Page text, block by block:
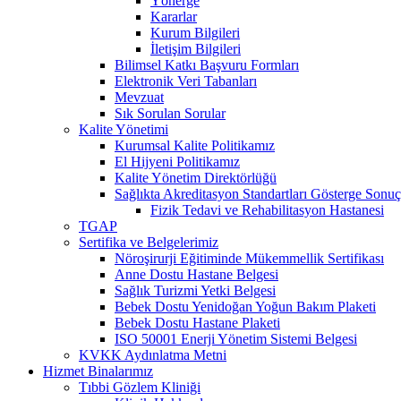
Kararlar
Kurum Bilgileri
İletişim Bilgileri
Bilimsel Katkı Başvuru Formları
Elektronik Veri Tabanları
Mevzuat
Sık Sorulan Sorular
Kalite Yönetimi
Kurumsal Kalite Politikamız
El Hijyeni Politikamız
Kalite Yönetim Direktörlüğü
Sağlıkta Akreditasyon Standartları Gösterge
Fizik Tedavi ve Rehabilitasyon Hastanesi
TGAP
Sertifika ve Belgelerimiz
Nöroşirurji Eğitiminde Mükemmellik Sertifikası
Anne Dostu Hastane Belgesi
Sağlık Turizmi Yetki Belgesi
Bebek Dostu Yenidoğan Yoğun Bakım Plaketi
Bebek Dostu Hastane Plaketi
ISO 50001 Enerji Yönetim Sistemi Belgesi
KVKK Aydınlatma Metni
Hizmet Binalarımız
Tıbbi Gözlem Kliniği